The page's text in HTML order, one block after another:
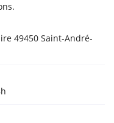
49450 Saint-André-